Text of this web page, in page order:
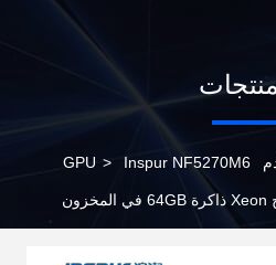
> Inspur NF5270M6
سيرفر رف 1U 2U 4U مع معالج Xeon ذاكرة 64GB في المخزون